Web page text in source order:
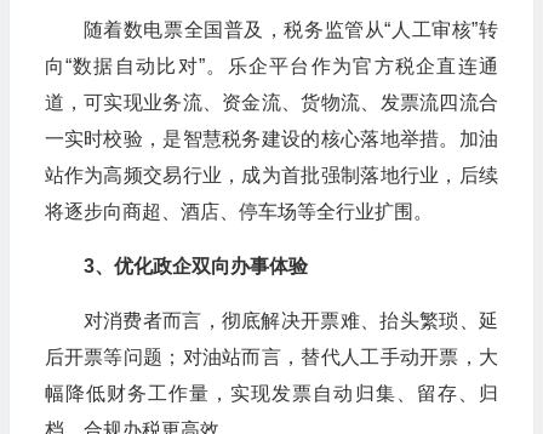
随着数电票全国普及，税务监管从“ 人工审核”转
向“数据自动比对”。乐企平台作为官方税企直连通
道，可实现业务流、资金流、货物流、发票流四流合
一实时校验，是智慧税务建设的核心落地举措。加油
站作为高频交易行业，成为首批强制落地行业，后续
将逐步向商超、酒店、停车场等全行业扩围。
3、优化政企双向办事体验
对消费者而言，彻底解决开票难、抬头繁琐、延
后开票等问题；对油站而言，替代人工手动开票，大
幅降低财务工作量，实现发票自动归集、留存、归
档，合规办税更高效。